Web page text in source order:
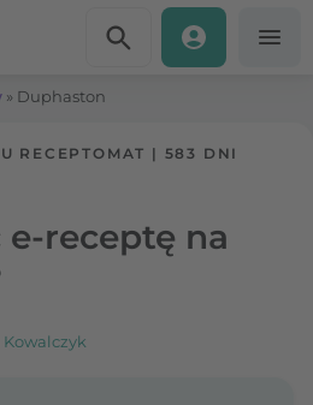
» Duphaston
RECEPTOMAT | 583 DNI
receptę na